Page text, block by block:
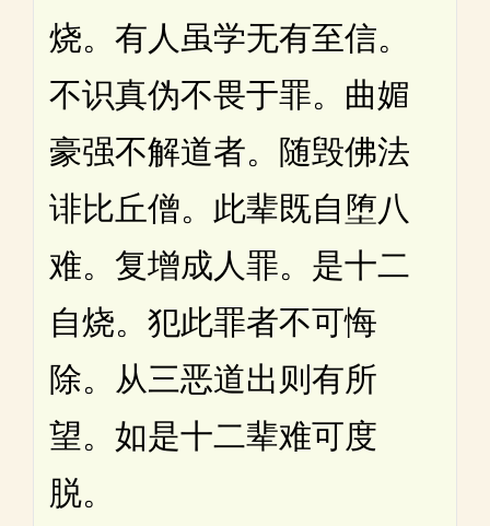
烧。有人虽学无有至信。
不识真伪不畏于罪。曲媚
豪强不解道者。随毁佛法
诽比丘僧。此辈既自堕八
难。复增成人罪。是十二
自烧。犯此罪者不可悔
除。从三恶道出则有所
望。如是十二辈难可度
脱。